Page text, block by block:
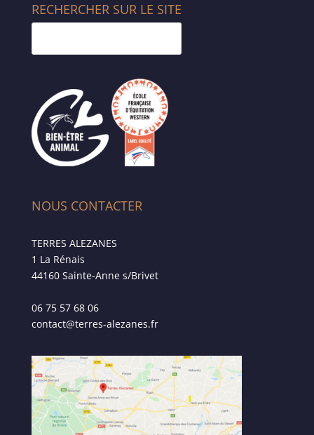
RECHERCHER SUR LE SITE
NOUS CONTACTER
TERRES ALEZANES
1 La Rénais
44160 Sainte-Anne s/Brivet
06 75 57 68 06
contact@terres-alezanes.fr